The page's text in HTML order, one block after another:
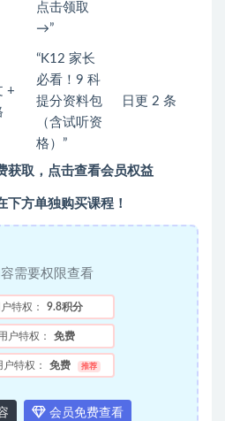
点击领取
→”
+
“K12 家长
必看！9 科
提分资料包
（含试听资
格）”
日更 2 条
获取，点击查看会员权益
下方单独购买课程！
需要权限查看
特权： 9.8积分
户特权： 免费
特权： 免费 推荐
会员免费查看